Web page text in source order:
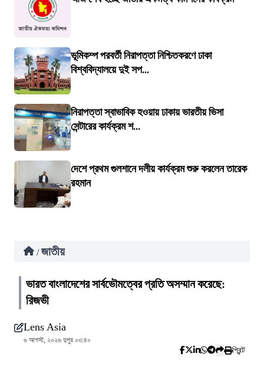
ভূমিকম্প পরবর্তী নিরাপত্তা নিশ্চিতকরণে ঢাকা
বিশ্ববিদ্যালয়ে দুই সপ...
নিরাপত্তা স্বাভাবিক হওয়ায় ঢাকায় ভারতীয় ভিসা
সেন্টারের কার্যক্রম শ...
দেশে প্রথম গুলশানে দলীয় কার্যক্রম শুরু করলেন তারেক
রহমান
/ জাতীয়
ভারত বাংলাদেশের সার্বভৌমত্বের প্রতি অসম্মান করেছে:
রিজভী
Lens Asia
৬ আগস্ট, ২০২৬ দুপুর ০৩:৪০
প্রিন্ট